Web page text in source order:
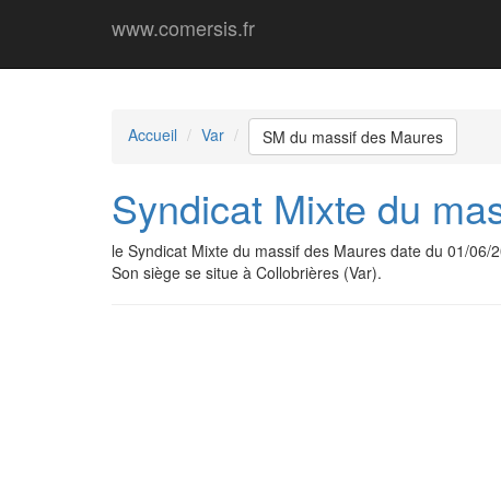
www.comersis.fr
Accueil Var SM du massif des Maures
Syndicat Mixte du
le Syndicat Mixte du massif des Maures date du 01/
Son siège se situe à Collobrières (Var).